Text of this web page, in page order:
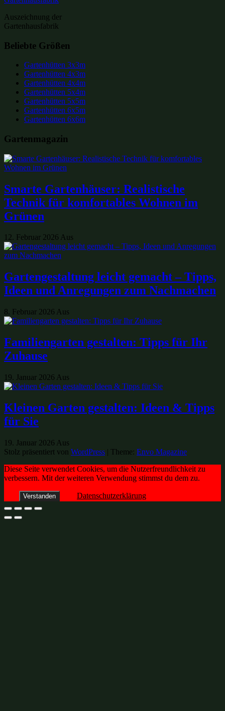
Auszeichnung der
Gartenhausfabrik
Beliebte Größen
Gartenhütten 3x3m
Gartenhütten 4x3m
Gartenhütten 4x4m
Gartenhütten 5x4m
Gartenhütten 5x5m
Gartenhütten 6x5m
Gartenhütten 6x6m
Gartenmagazin
Smarte Gartenhäuser: Realistische
Technik für komfortables Wohnen im
Grünen
12. Februar 2026 Aus
Gartengestaltung leicht gemacht – Tipps,
Ideen und Anregungen zum Nachmachen
8. Februar 2026 Aus
Familiengarten gestalten: Tipps für Ihr
Zuhause
19. Januar 2026 Aus
Kleinen Garten gestalten: Ideen & Tipps
für Sie
19. Januar 2026 Aus
Stolz präsentiert von WordPress | Theme: Envo Magazine
Diese Seite verwendet Cookies, um die Nutzerfreundlichkeit zu
verbessern. Mit der weiteren Verwendung stimmst du dem zu.
Verstanden Datenschutzerklärung